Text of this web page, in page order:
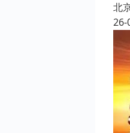
北
26-